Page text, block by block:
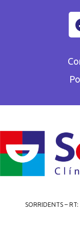
SORRIDENTS –